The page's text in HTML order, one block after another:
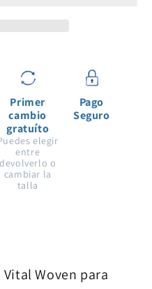
Primer
cambio
gratuíto
elegir
entre
devolverlo o
cambiar la
talla
Pago
Seguro
Woven para